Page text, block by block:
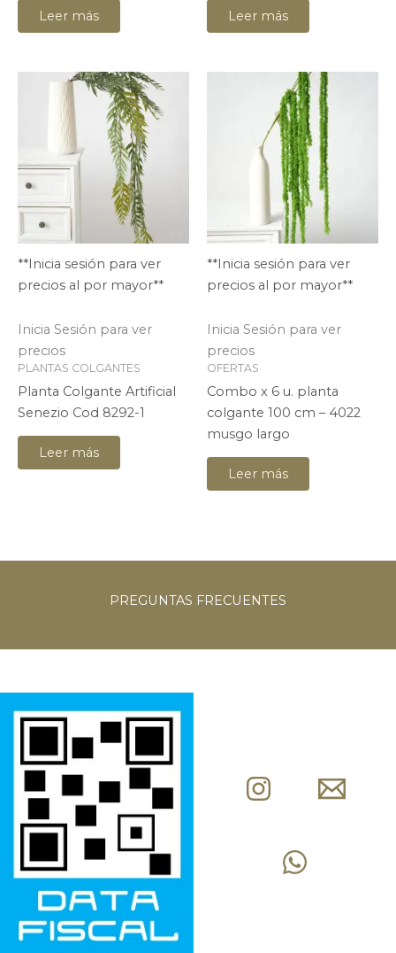
Leer más Leer más
**Inicia sesión para ver
precios al por mayor**
Inicia Sesión para ver
precios
PLANTAS COLGANTES
Planta Colgante Artificial
Senezio Cod 8292-1
Leer más
**Inicia sesión para ver
precios al por mayor**
Inicia Sesión para ver
precios
OFERTAS
Combo x 6 u. planta
colgante 100 cm – 4022
musgo largo
Leer más
PREGUNTAS FRECUENTES